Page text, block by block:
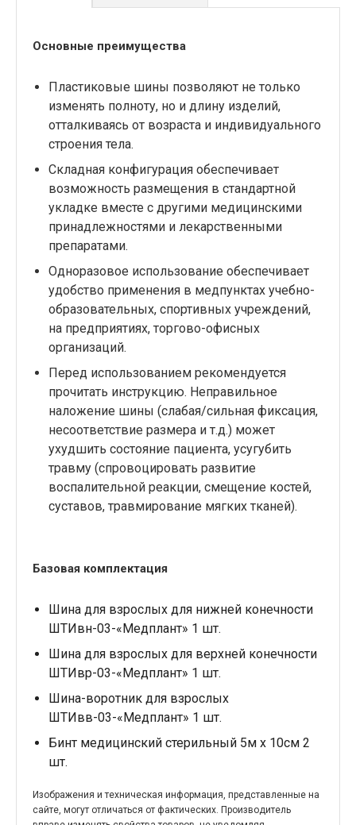
Основные преимущества
Пластиковые шины позволяют не только
изменять полноту, но и длину изделий,
отталкиваясь от возраста и индивидуального
строения тела.
Складная конфигурация обеспечивает
возможность размещения в стандартной
укладке вместе с другими медицинскими
принадлежностями и лекарственными
препаратами.
Одноразовое использование обеспечивает
удобство применения в медпунктах учебно-
образовательных, спортивных учреждений,
на предприятиях, торгово-офисных
организаций.
Перед использованием рекомендуется
прочитать инструкцию. Неправильное
наложение шины (слабая/сильная фиксация,
несоответствие размера и т.д.) может
ухудшить состояние пациента, усугубить
травму (спровоцировать развитие
воспалительной реакции, смещение костей,
суставов, травмирование мягких тканей).
Базовая комплектация
Шина для взрослых для нижней конечности
ШТИвн-03-«Медплант» 1 шт.
Шина для взрослых для верхней конечности
ШТИвр-03-«Медплант» 1 шт.
Шина-воротник для взрослых
ШТИвв-03-«Медплант» 1 шт.
Бинт медицинский стерильный 5м х 10см 2
шт.
Изображения и техническая информация, представленные на
сайте, могут отличаться от фактических. Производитель